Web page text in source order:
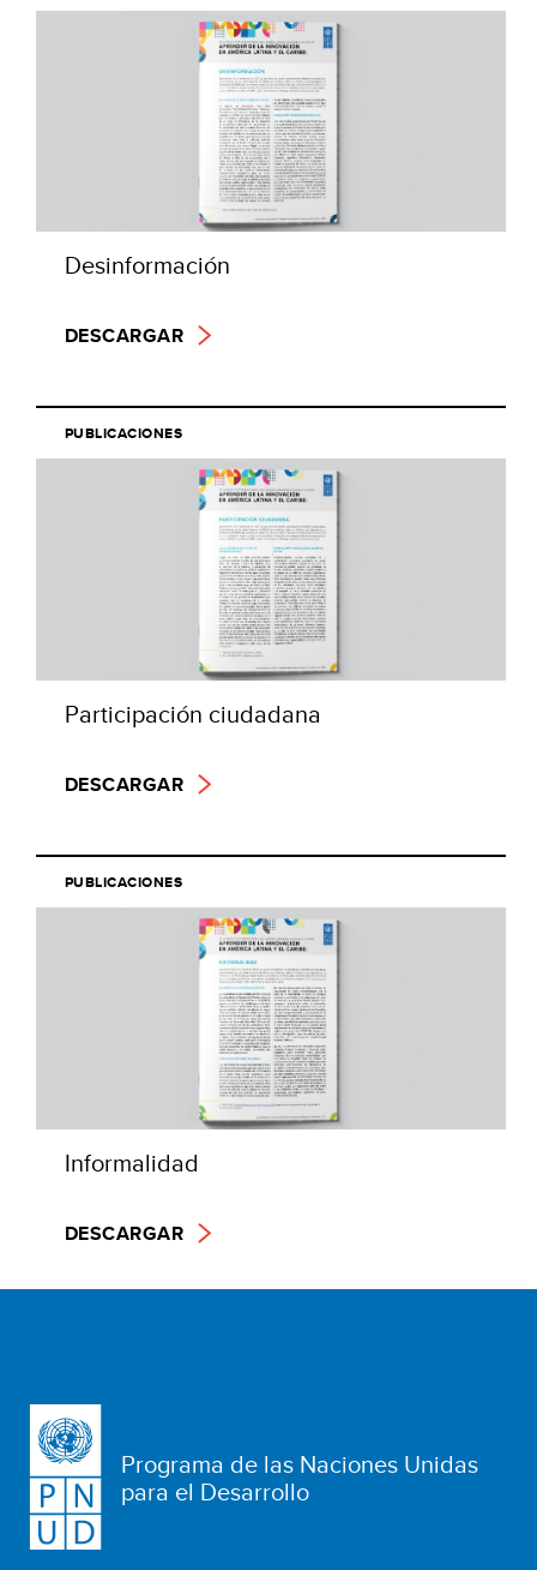
Desinformación
DESCARGAR
PUBLICACIONES
Participación ciudadana
DESCARGAR
PUBLICACIONES
Informalidad
DESCARGAR
Programa de las Naciones Unidas
para el Desarrollo